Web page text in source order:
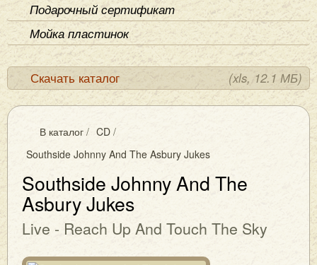
Подарочный сертификат
Мойка пластинок
Скачать каталог (xls, 12.1 МБ)
В каталог / CD /
Southside Johnny And The Asbury Jukes
Southside Johnny And The
Asbury Jukes
Live - Reach Up And Touch The Sky